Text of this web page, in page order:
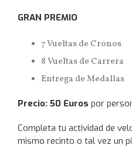
GRAN PREMIO
7 Vueltas de Cronos
8 Vueltas de Carrera
Entrega de Medallas
Precio: 50 Euros por
Completa tu actividad de
mismo recinto o tal vez un